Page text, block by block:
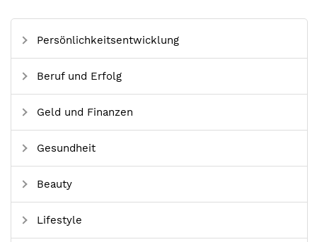
Persönlichkeitsentwicklung
Beruf und Erfolg
Geld und Finanzen
Gesundheit
Beauty
Lifestyle